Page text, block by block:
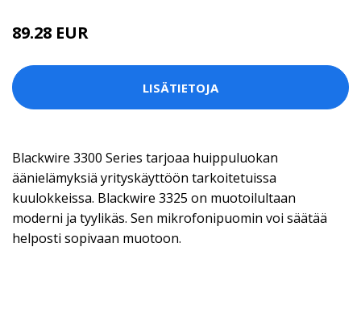
89.28 EUR
LISÄTIETOJA
Blackwire 3300 Series tarjoaa huippuluokan
äänielämyksiä yrityskäyttöön tarkoitetuissa
kuulokkeissa. Blackwire 3325 on muotoilultaan
moderni ja tyylikäs. Sen mikrofonipuomin voi säätää
helposti sopivaan muotoon.